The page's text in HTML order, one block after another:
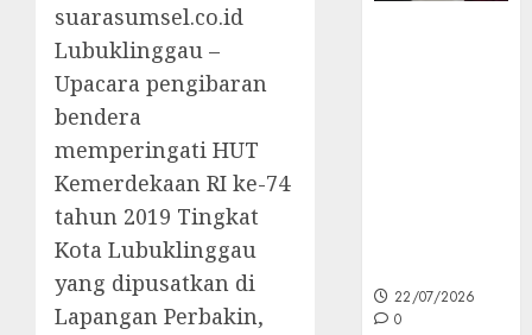
suarasumsel.co.id
Lubuklinggau –
Upacara pengibaran
bendera
memperingati HUT
Kemerdekaan RI ke-74
tahun 2019 Tingkat
Kota Lubuklinggau
yang dipusatkan di
Lapangan Perbakin,
22/07/2026
0